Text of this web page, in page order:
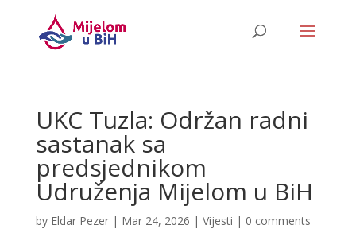
UKC Tuzla: Održan radni
sastanak sa
predsjednikom
Udruženja Mijelom u BiH
by Eldar Pezer| Mar 24, 2026 | Vijesti | 0 comments